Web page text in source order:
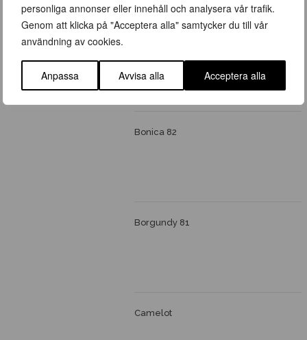
personliga annonser eller innehåll och analysera vår trafik.
Genom att klicka på "Acceptera alla" samtycker du till vår
användning av cookies.
Anpassa Avvisa alla Acceptera alla
Bonica 82
Borgundy 81
Camelot